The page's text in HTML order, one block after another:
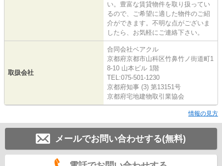
い。豊富な賃貸物件を取り扱ってい
るので、ご希望に適した物件のご紹
介ができます。不明な点がございま
したら、お気軽にご連絡下さい。
取扱会社
合同会社ベアクル
京都府京都市山科区竹鼻竹ノ街道町1
8-10 山本ビル 1階
TEL:075-501-1230
京都府知事 (3) 第13151号
京都府宅地建物取引業協会
情報の見方
メールでお問い合わせする(無料)